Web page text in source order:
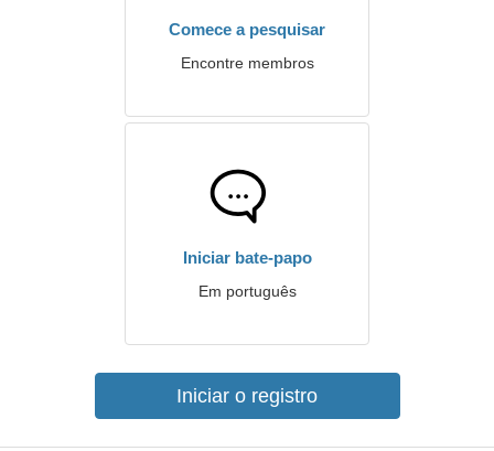
Comece a pesquisar
Encontre membros
Iniciar bate-papo
Em português
Iniciar o registro